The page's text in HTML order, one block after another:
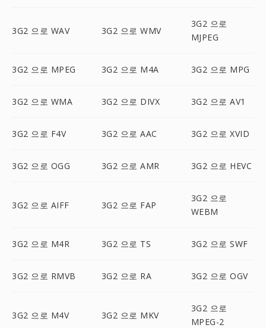
3G2 으로 WAV 3G2 으로 WMV
3G2 으로
MJPEG
3G2 으로 MPEG 3G2 으로 M4A 3G2 으로 MPG
3G2 으로 WMA 3G2 으로 DIVX 3G2 으로 AV1
3G2 으로 F4V 3G2 으로 AAC 3G2 으로 XVID
3G2 으로 OGG 3G2 으로 AMR 3G2 으로 HEVC
3G2 으로 AIFF 3G2 으로 FAP
3G2 으로
WEBM
3G2 으로 M4R 3G2 으로 TS 3G2 으로 SWF
3G2 으로 RMVB 3G2 으로 RA 3G2 으로 OGV
3G2 으로 M4V 3G2 으로 MKV
3G2 으로
MPEG-2